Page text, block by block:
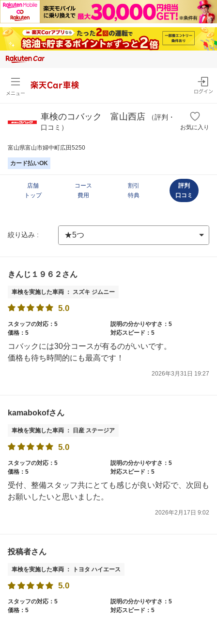
メニュー
楽天Car車検
ログイン
車検のコバック 富山西店
（評判・
口コミ）
お気に入り
富山県富山市婦中町広田5250
カード払いOK
店舗
トップ
コース
費用
割引
特典
評判
口コミ
絞り込み :
きんじ１９６２さん
車検を実施した車両 ： スズキ ジムニー
5.0
スタッフの対応：5
説明の分かりやすさ：5
価格：5
対応スピード：5
コバックには30分コースが有るのがいいです。
価格も待ち時間的にも最高です！
2026年3月31日 19:27
kamabokofさん
車検を実施した車両 ： 日産 ステージア
5.0
スタッフの対応：5
説明の分かりやすさ：5
価格：5
対応スピード：5
受付、整備スタッフ共にとても感じが良い対応で、次回も
お願いしたいと思いました。
2026年2月17日 9:02
投稿者さん
車検を実施した車両 ： トヨタ ハイエース
5.0
スタッフの対応：5
説明の分かりやすさ：5
価格：5
対応スピード：5